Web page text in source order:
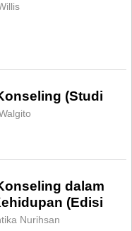
(Studi
dalam
(Edisi
Nurihsan